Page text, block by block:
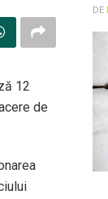
12
de
DE